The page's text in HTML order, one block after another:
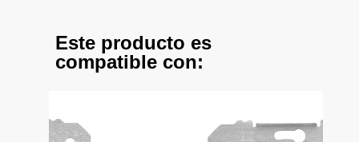
Este producto es
compatible con: